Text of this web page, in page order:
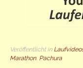
Veröffentlicht in
Marathon, Pachura